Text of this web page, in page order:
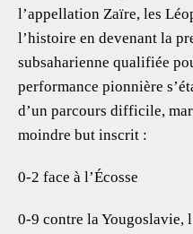
l’appellation Zaïre, les
l’histoire en devenant la
subsaharienne qualifiée
performance pionnière
d’un parcours difficile,
moindre but inscrit :
0-2 face à l’Écosse
0-9 contre la Yougoslavie,